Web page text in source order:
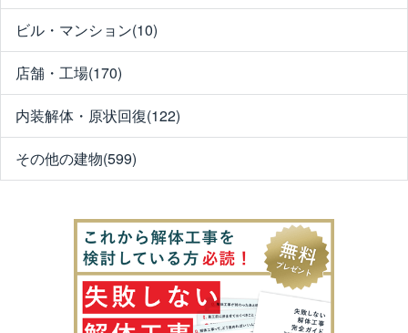
ビル・マンション(10)
店舗・工場(170)
内装解体・原状回復(122)
その他の建物(599)